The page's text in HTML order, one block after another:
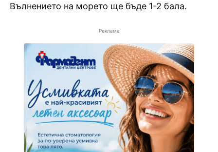
Вълнението на морето ще бъде 1-2 бала.
Реклама